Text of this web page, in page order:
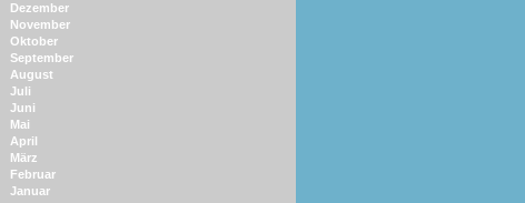
Dezember
November
Oktober
September
August
Juli
Juni
Mai
April
März
Februar
Januar